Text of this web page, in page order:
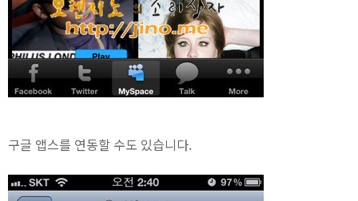
구글 앱스를 연동할 수도 있습니다.